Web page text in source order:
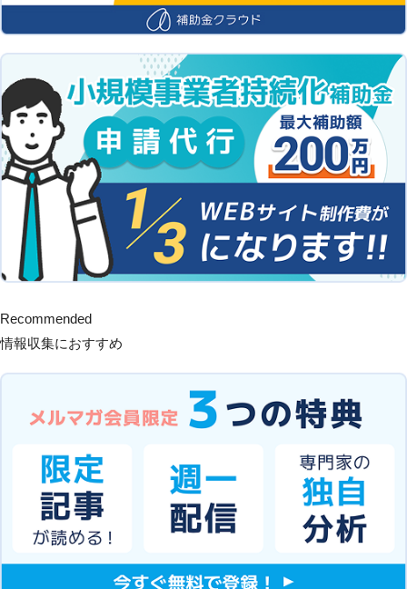
Recommended
情報収集におすすめ